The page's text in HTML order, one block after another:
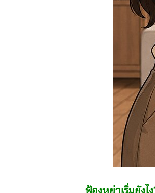
ฟ้องหย่าเริ่มยังไง?